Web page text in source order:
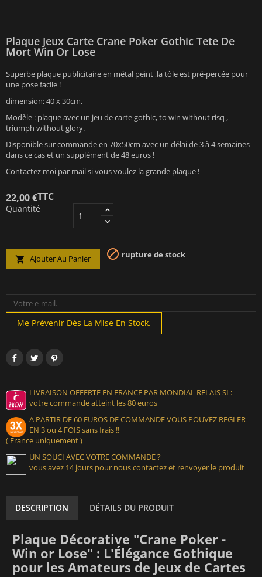
Plaque Jeux Carte Crane Poker Gothic Tete De
Mort Win Or Lose
Superbe plaque publicitaire en métal peint ,la tôle est pré-percée pour
une pose facile !
dimension: 40 x 30cm.
Modèle : plaque avec un jeu de carte gothic, to win without risq ,
triumph without glory.
Disponible sur commande en 70x50cm avec un délai de 3 à 4 semaines
dans ce cas et un supplément de 48 euros !
Contactez moi par mail si vous voulez la grande plaque !
22,00 €TTC
Quantité
 Ajouter Au Panier  rupture de stock
Me Prévenir Dès La Mise En Stock.
LIVRAISON OFFERTE EN FRANCE PAR MONDIAL RELAIS SI :
votre commande atteint les 80 euros
A PARTIR DE 60 EUROS DE COMMANDE VOUS POUVEZ REGLER
EN 3 ou 4 FOIS sans frais !!
( France uniquement )
UN SOUCI AVEC VOTRE COMMANDE ?
vous avez 14 jours pour nous contactez et renvoyer le produit
DESCRIPTION DÉTAILS DU PRODUIT
Plaque Décorative "Crane Poker -
Win or Lose" : L'Élégance Gothique
pour les Amateurs de Jeux de Cartes